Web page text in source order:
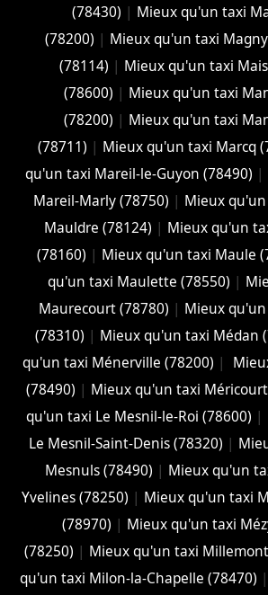
(78430) | Mieux qu'un taxi
(78200) | Mieux qu'un taxi
(78114) | Mieux qu'un taxi
(78600) | Mieux qu'un taxi
(78200) | Mieux qu'un taxi
(78711) | Mieux qu'un taxi Marcq
qu'un taxi Mareil-le-Guyon (78490) |
Mareil-Marly (78750) | Mieux
Mauldre (78124) | Mieux qu'un
(78160) | Mieux qu'un taxi Maule
qu'un taxi Maulette (78550) |
Maurecourt (78780) | Mieux
(78310) | Mieux qu'un taxi Médan
qu'un taxi Ménerville (78200) |
(78490) | Mieux qu'un taxi
qu'un taxi Le Mesnil-le-Roi (78600) |
Le Mesnil-Saint-Denis (78320) |
Mesnuls (78490) | Mieux qu'un
Yvelines (78250) | Mieux qu'un taxi
(78970) | Mieux qu'un taxi
(78250) | Mieux qu'un taxi
qu'un taxi Milon-la-Chapelle (78470) |